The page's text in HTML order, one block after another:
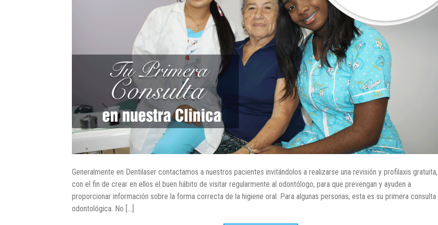
Generalmente en Dentilaser contactamos a nuestros pacientes invitándolos a realizarse una revisión y profilaxis gratuita,
con el fin de crear en ellos el buen hábito de visitar regularmente al odontólogo, para que prevengan y ayuden a
proporcionar información sobre la forma correcta de la higiene oral. Para algunas personas, esta es su primera consulta
odontológica. No […]